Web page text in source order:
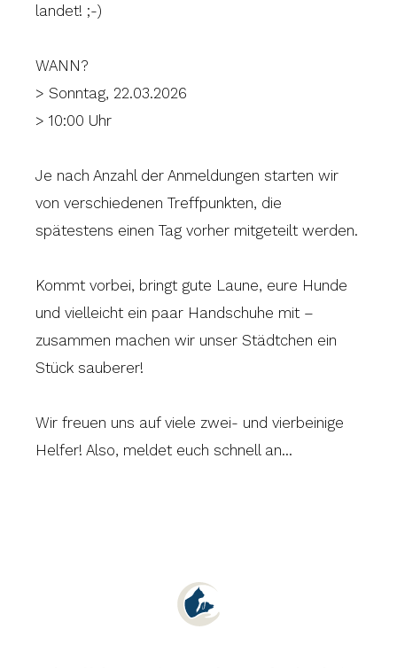
landet! ;-)
WANN?
> Sonntag, 22.03.2026
> 10:00 Uhr
Je nach Anzahl der Anmeldungen starten wir
von verschiedenen Treffpunkten, die
spätestens einen Tag vorher mitgeteilt werden.
Kommt vorbei, bringt gute Laune, eure Hunde
und vielleicht ein paar Handschuhe mit –
zusammen machen wir unser Städtchen ein
Stück sauberer!
Wir freuen uns auf viele zwei- und vierbeinige
Helfer! Also, meldet euch schnell an...